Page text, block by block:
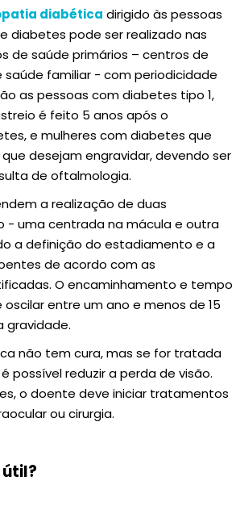
diabética dirigido às pessoas
diabetes pode ser realizado nas
de saúde primários – centros de
saúde familiar - com periodicidade
as pessoas com diabetes tipo 1,
é feito 5 anos após o
e mulheres com diabetes que
desejam engravidar, devendo ser
de oftalmologia.
a realização de duas
- uma centrada na mácula e outra
a definição do estadiamento e a
de acordo com as
O encaminhamento e tempo
entre um ano e menos de 15
gravidade.
não tem cura, mas se for tratada
possível reduzir a perda de visão.
o doente deve iniciar tratamentos
ou cirurgia.